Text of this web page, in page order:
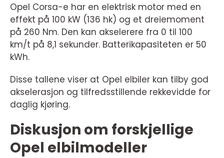
Opel Corsa-e har en elektrisk motor med en
effekt på 100 kW (136 hk) og et dreiemoment
på 260 Nm. Den kan akselerere fra 0 til 100
km/t på 8,1 sekunder. Batterikapasiteten er 50
kWh.
Disse tallene viser at Opel elbiler kan tilby god
akselerasjon og tilfredsstillende rekkevidde for
daglig kjøring.
Diskusjon om forskjellige
Opel elbilmodeller